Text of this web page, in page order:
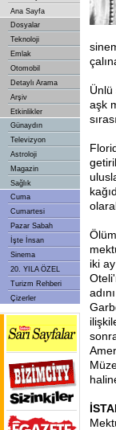
Ana Sayfa
Dosyalar
Teknoloji
Emlak
Otomobil
Detaylı Arama
Arşiv
Etkinlikler
Günaydın
Televizyon
Astroloji
Magazin
Sağlık
Cuma
Cumartesi
Pazar Sabah
İşte İnsan
Sinema
20. YILA ÖZEL
Turizm Rehberi
Çizerler
Ünlü
aşk
iki